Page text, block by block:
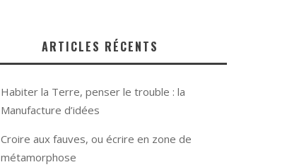
ARTICLES RÉCENTS
Habiter la Terre, penser le trouble : la
Manufacture d’idées
Croire aux fauves, ou écrire en zone de
métamorphose